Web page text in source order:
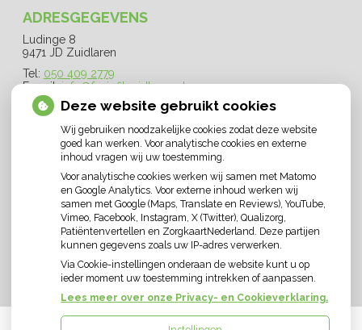
ADRESGEGEVENS
Ludinge 8
9471 JD Zuidlaren
Tel: 050 409 2779
E-mail:info@fysiofitzuidlaren.nl
OPENINGSTIJDEN
Maandag:
07.30 - 21.30
Dinsdag:
07.30 - 21.30
Woensdag:
07.30 - 21.30
Donderdag:
07.30 - 21.30
Vrijdag:
07.30 - 19.30
Zaterdag:
09.00 - 11.00
Deze website gebruikt cookies
Wij gebruiken noodzakelijke cookies zodat deze website
goed kan werken. Voor analytische cookies en externe
inhoud vragen wij uw toestemming.
Voor analytische cookies werken wij samen met Matomo
en Google Analytics. Voor externe inhoud werken wij
samen met Google (Maps, Translate en Reviews), YouTube,
Vimeo, Facebook, Instagram, X (Twitter), Qualizorg,
Patiëntenvertellen en ZorgkaartNederland. Deze partijen
kunnen gegevens zoals uw IP-adres verwerken.
Via Cookie-instellingen onderaan de website kunt u op
ieder moment uw toestemming intrekken of aanpassen.
Lees meer over onze Privacy- en Cookieverklaring.